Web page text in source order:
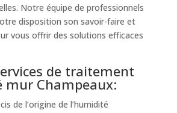
Notre équipe de professionnels
disposition son savoir-faire et
vous offrir des solutions efficaces
de traitement
mur Champeaux:
de l’origine de l’humidité